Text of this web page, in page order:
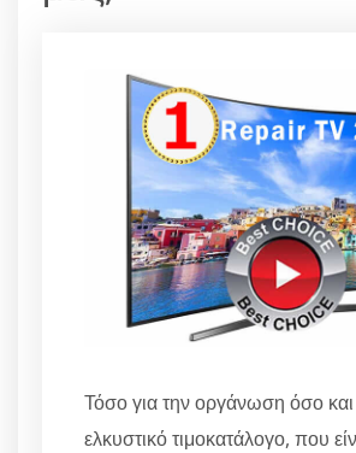
Τόσο για την οργάνωση όσο και
ελκυστικό τιμοκατάλογο, που